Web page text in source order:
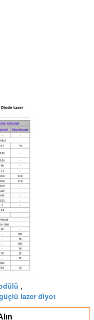
,
lazer diyot